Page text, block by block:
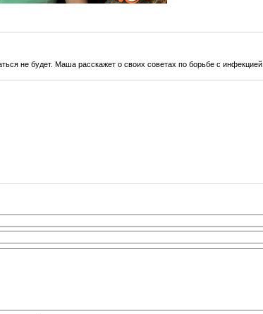
не будет. Маша расскажет о своих советах по борьбе с инфекцией.